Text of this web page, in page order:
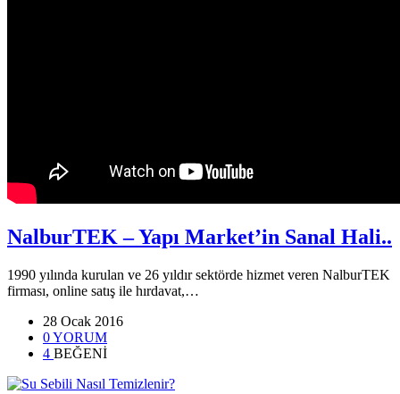
NalburTEK – Yapı Market’in Sanal Hali..
1990 yılında kurulan ve 26 yıldır sektörde hizmet veren NalburTEK
firması, online satış ile hırdavat,…
28 Ocak 2016
0 YORUM
4 BEĞENİ